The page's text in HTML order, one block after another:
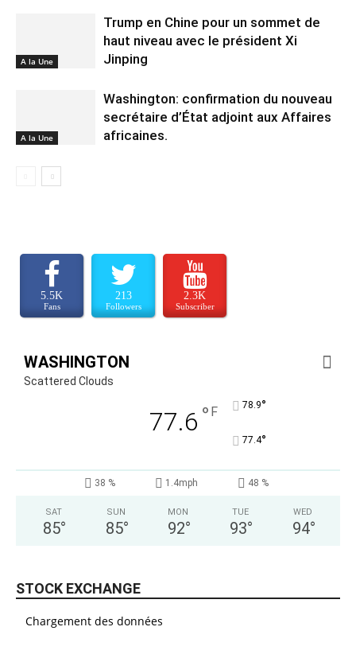
A la Une
Trump en Chine pour un sommet de
haut niveau avec le président Xi
Jinping
A la Une
Washington: confirmation du nouveau
secrétaire d’État adjoint aux Affaires
africaines.
5.5K
Fans
213
Followers
2.3K
Subscriber
WASHINGTON
Scattered Clouds
77.6 ° F 78.9°
77.4°
38 % 1.4mph 48 %
SAT
85°
SUN
85°
MON
92°
TUE
93°
WED
94°
STOCK EXCHANGE
Chargement des données